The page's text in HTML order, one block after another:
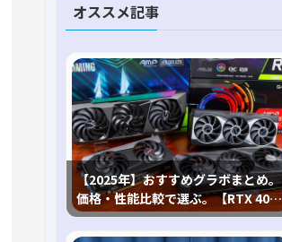
オススメ記事
【2025年】おすすめグラボまとめ。
価格・性能比較で選ぶ。【RTX 40,
RX 7000各種に対応】